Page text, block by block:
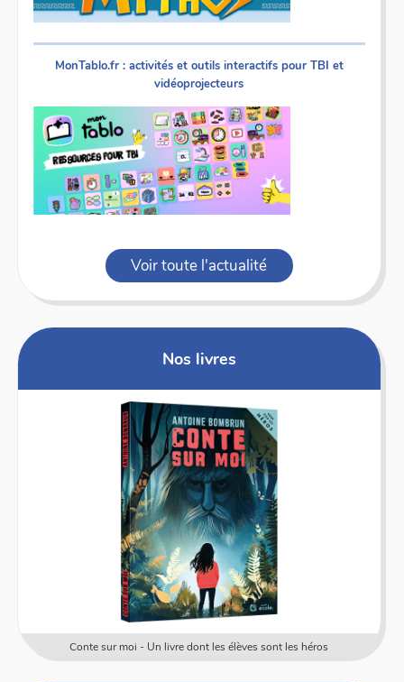
MonTablo.fr : activités et outils interactifs pour TBI et
vidéoprojecteurs
Voir toute l'actualité
Nos livres
Conte sur moi - Un livre dont les élèves sont les héros